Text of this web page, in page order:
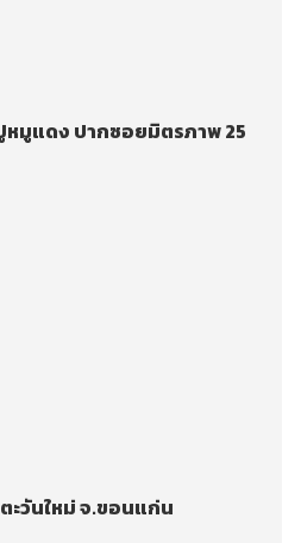
หมูแดง ปากซอยมิตรภาพ 25
ะวันใหม่ จ.ขอนแก่น